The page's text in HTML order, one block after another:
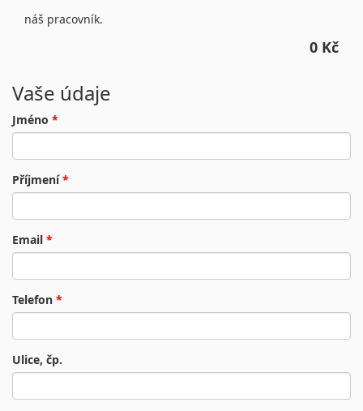
náš pracovník.
0 Kč
Vaše údaje
Jméno *
Příjmení*
Email *
Telefon *
Ulice, čp.